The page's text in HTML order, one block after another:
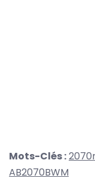
Mots-Clés :
AB2070BWM